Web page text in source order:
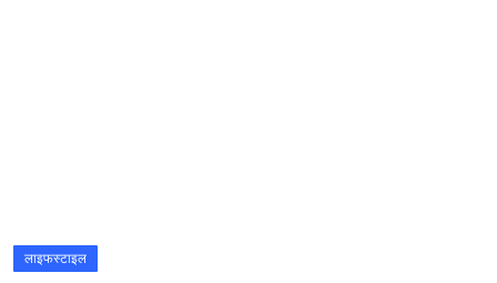
राज्य
लाइफस्टाइल